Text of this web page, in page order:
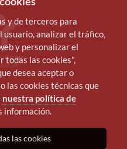
y de terceros para
usuario, analizar el tráfico,
y personalizar el
todas las cookies",
desea aceptar o
las cookies técnicas que
nuestra política de
información.
las cookies